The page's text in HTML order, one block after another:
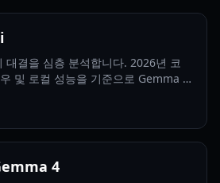
대결을 심층 분석합니다. 2026년 코
및 로컬 성능을 기준으로 Gemma 4
4